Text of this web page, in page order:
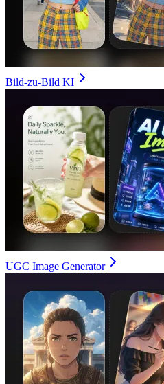
Bild-zu-Bild KI
UGC Image Generator